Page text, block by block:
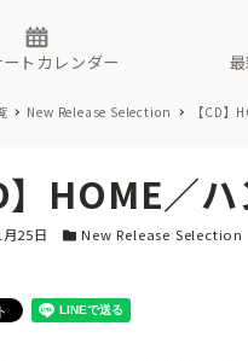
トカレンダー
New Release Selection 【CD】
】HOME／
25日 カテゴリー
New Release Selection